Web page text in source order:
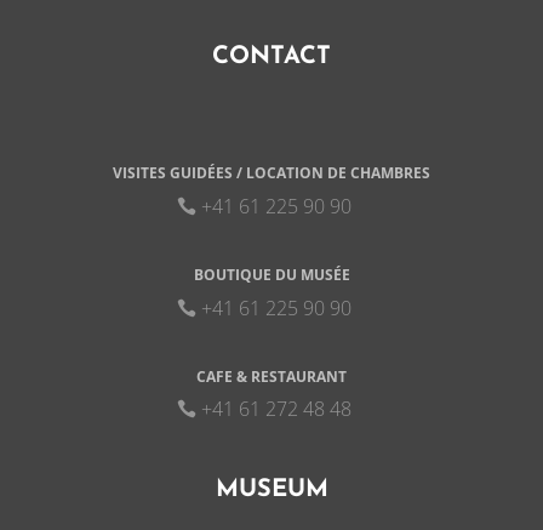
CONTACT
VISITES GUIDÉES / LOCATION DE CHAMBRES
+41 61 225 90 90
BOUTIQUE DU MUSÉE
+41 61 225 90 90
CAFE & RESTAURANT
+41 61 272 48 48
MUSEUM